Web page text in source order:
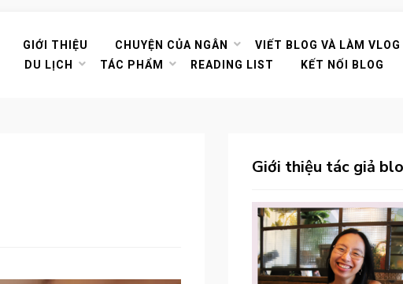
GIỚI THIỆU CHUYỆN CỦA NGÂN VIẾT BLOG VÀ LÀM VLOG
DU LỊCH
TÁC PHẨM READING LIST KẾT NỐI BLOG
Giới thiệu tác giả